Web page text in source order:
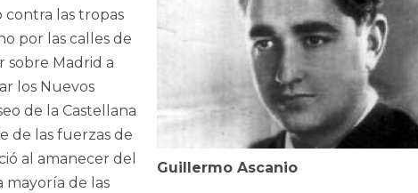
Guillermo Ascanio
las tropas
por las calles de
sobre Madrid a
los Nuevos
de la Castellana
de las fuerzas de
al amanecer del
mayoría de las